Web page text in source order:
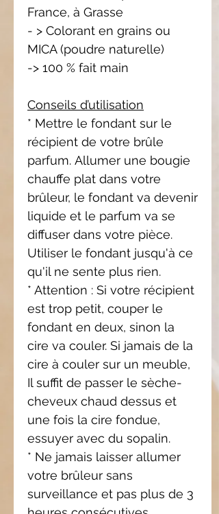
France, à Grasse
- > Colorant en grains ou
MICA (poudre naturelle)
-> 100 % fait main
Conseils d’utilisation
* Mettre le fondant sur le
récipient de votre brûle
parfum. Allumer une bougie
chauffe plat dans votre
brûleur, le fondant va devenir
liquide et le parfum va se
diffuser dans votre pièce.
Utiliser le fondant jusqu'à ce
qu'il ne sente plus rien.
* Attention : Si votre récipient
est trop petit, couper le
fondant en deux, sinon la
cire va couler. Si jamais de la
cire à couler sur un meuble,
Il suffit de passer le sèche-
cheveux chaud dessus et
une fois la cire fondue,
essuyer avec du sopalin.
* Ne jamais laisser allumer
votre brûleur sans
surveillance et pas plus de 3